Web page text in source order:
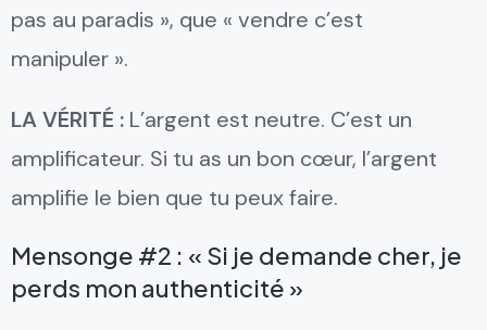
pas au paradis », que « vendre c’est
manipuler ».
LA VÉRITÉ : L’argent est neutre. C’est un
amplificateur. Si tu as un bon cœur, l’argent
amplifie le bien que tu peux faire.
Mensonge #2 : « Si je demande cher, je
perds mon authenticité »